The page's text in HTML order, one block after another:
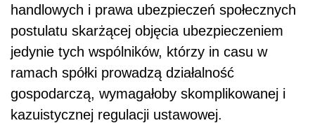
handlowych i prawa ubezpieczeń społecznych
postulatu skarżącej objęcia ubezpieczeniem
jedynie tych wspólników, którzy in casu w
ramach spółki prowadzą działalność
gospodarczą, wymagałoby skomplikowanej i
kazuistycznej regulacji ustawowej.